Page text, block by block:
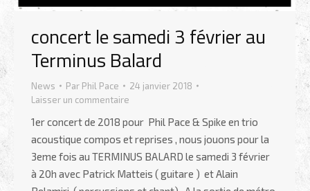
concert le samedi 3 février au
Terminus Balard
News Par Phil Pace
24 janvier 2018
Laisser un commentaire
1er concert de 2018 pour Phil Pace & Spike en trio
acoustique compos et reprises , nous jouons pour la
3eme fois au TERMINUS BALARD le samedi 3 février
à 20h avec Patrick Matteis ( guitare ) et Alain